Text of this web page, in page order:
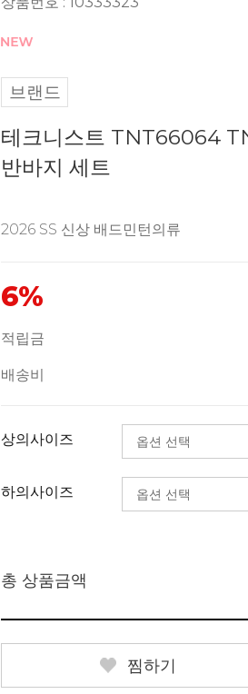
브랜드
테크니스트 TNT66064
반바지 세트
2026 SS 신상 배드민턴의류
6%
적립금
배송비
상의사이즈
하의사이즈
총 상품금액
찜하기